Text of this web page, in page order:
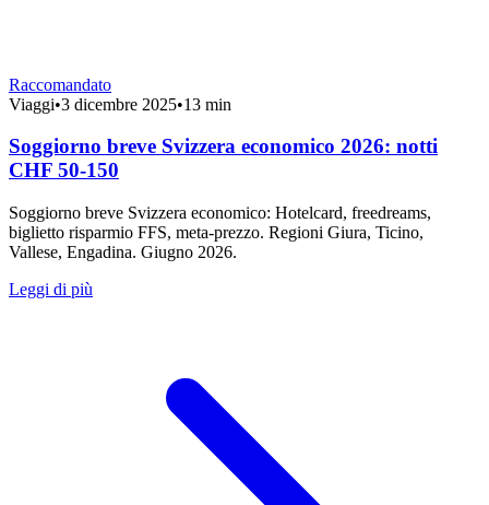
Raccomandato
Viaggi•3 dicembre 2025•13 min
Soggiorno breve Svizzera economico 2026: notti
CHF 50-150
Soggiorno breve Svizzera economico: Hotelcard, freedreams,
biglietto risparmio FFS, meta-prezzo. Regioni Giura, Ticino,
Vallese, Engadina. Giugno 2026.
Leggi di più